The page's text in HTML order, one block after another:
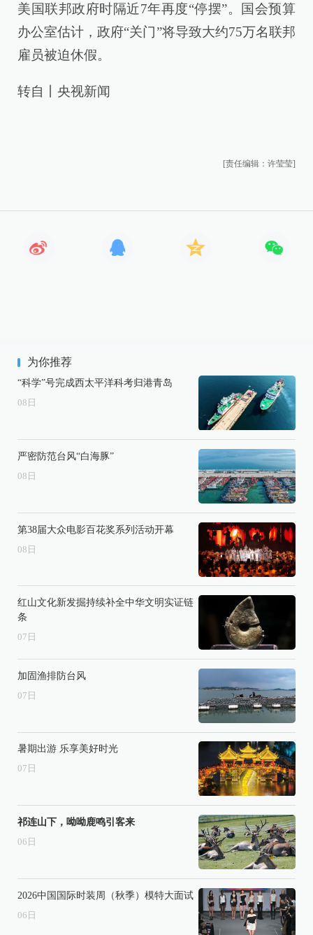
美国联邦政府时隔近7年再度“停摆”。国会预算
办公室估计，政府“关门”将导致大约75万名联邦
雇员被迫休假。
转自丨央视新闻
[责任编辑：许莹莹]
为你推荐
“科学”号完成西太平洋科考归港青岛
08 日
严密防范台风“白海豚”
08 日
第38届大众电影百花奖系列活动开幕
08 日
红山文化新发掘持续补全中华文明实证链
条
07 日
加固渔排防台风
07 日
暑期出游 乐享美好时光
07 日
祁连山下，呦呦鹿鸣引客来
06 日
2026中国国际时装周（秋季）模特大面试
06 日